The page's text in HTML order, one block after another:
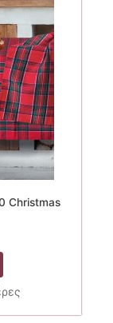
Christmas